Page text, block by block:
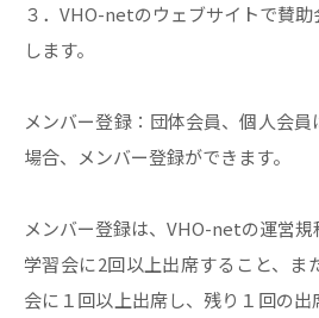
３．VHO-netのウェブサイトで賛
します。
メンバー登録：団体会員、個人会
場合、メンバー登録ができます。
メンバー登録は、VHO-netの運営
学習会に2回以上出席すること、ま
会に１回以上出席し、残り１回の